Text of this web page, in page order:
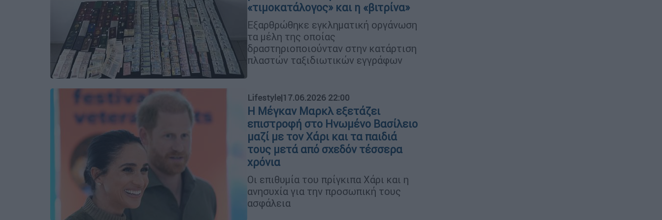
«τιμοκατάλογος» και η «βιτρίνα»
Εξαρθρώθηκε εγκληματική οργάνωση
τα μέλη της οποίας
δραστηριοποιούνταν στην κατάρτιση
πλαστών ταξιδιωτικών εγγράφων
Lifestyle|17.06.2026 22:00
Η Μέγκαν Μαρκλ εξετάζει
επιστροφή στο Ηνωμένο Βασίλειο
μαζί με τον Χάρι και τα παιδιά
τους μετά από σχεδόν τέσσερα
χρόνια
Οι επιθυμία του πρίγκιπα Χάρι και η
ανησυχία για την προσωπική τους
ασφάλεια